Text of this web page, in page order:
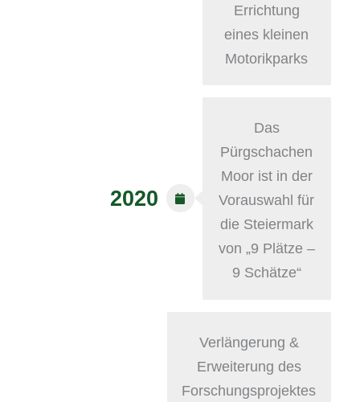
Errichtung
eines kleinen
Motorikparks
Das
Pürgschachen
Moor ist in der
Vorauswahl für
die Steiermark
von „9 Plätze –
9 Schätze“
2020
Verlängerung &
Erweiterung des
Forschungsprojektes